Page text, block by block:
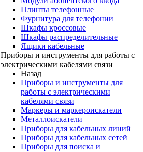
Плинты телефонные
Фурнитура для телефонии
Шкафы кроссовые
Шкафы распределительные
Ящики кабельные
Приборы и инструменты для работы с
электрическими кабелями связи
Назад
Приборы и инструменты для
работы с электрическими
кабелями связи
Маркеры и маркероискатели
Металлоискатели
Приборы для кабельных линий
Приборы для кабельных сетей
Приборы для поиска и